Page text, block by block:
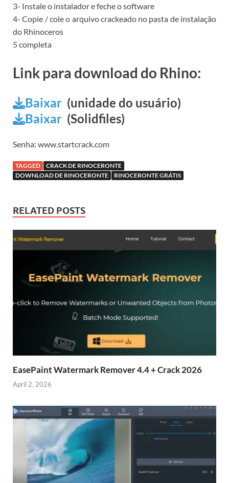
3- Instale o instalador e feche o software
4- Copie / cole o arquivo crackeado no pasta de instalação
do Rhinoceros
5 completa
Link para download do Rhino:
Baixar (unidade do usuário)
Baixar (Solidfiles)
Senha: www.startcrack.com
TAGGED
CRACK DE RINOCERONTE
DOWNLOAD DE RINOCERONTE
RINOCERONTE GRÁTIS
RELATED POSTS
EasePaint Watermark Remover 4.4 + Crack 2026
April 2, 2026